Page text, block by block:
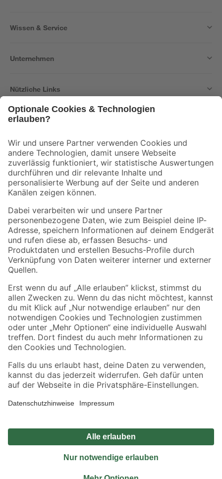
Wissen & Service
Unternehmen
Nützliche Links
Bleib auf dem Laufenden mit unserem Newsletter
Der toom Newsletter: Keine Angebote und Aktionen mehr verpassen!
Zur Newsletter Anmeldung
Folge uns
Zahlungsarten Versandarten
Sicher einkaufen
Jetzt die toom-App herunterladen
Alle Preisangaben in EUR inkl. gesetzl. MwSt.. Die dargestellten Angebote sind unter
Umständen nicht in allen Märkten verfügbar. Die angegebenen Verfügbarkeiten beziehen
Produkte nur solange der Vorrat reicht.
*Paketversand ab 59 € versandkostenfrei, gilt nicht für Artikel mit Speditionsversand, hier
Privatsphäre Impressum
Nutzungsbedingungen
Widerrufsrecht
Vertrag widerrufen